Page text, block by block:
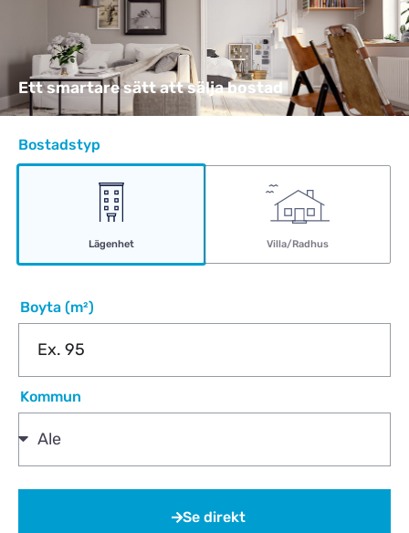
Ett smartare sätt att sälja bostad
Bostadstyp
Lägenhet Villa/Radhus
Boyta (m²)
Kommun
Se direkt